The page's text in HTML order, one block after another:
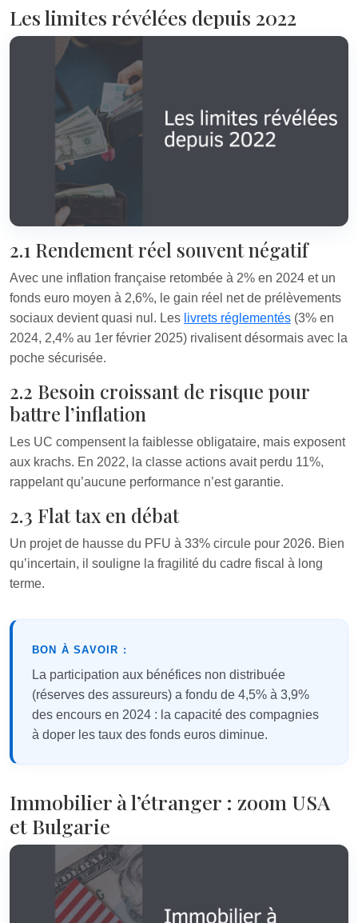
Les limites révélées depuis 2022
2.1 Rendement réel souvent négatif
Avec une inflation française retombée à 2% en 2024 et un
fonds euro moyen à 2,6%, le gain réel net de prélèvements
sociaux devient quasi nul. Les livrets réglementés (3% en
2024, 2,4% au 1er février 2025) rivalisent désormais avec la
poche sécurisée.
2.2 Besoin croissant de risque pour
battre l’inflation
Les UC compensent la faiblesse obligataire, mais exposent
aux krachs. En 2022, la classe actions avait perdu 11%,
rappelant qu’aucune performance n’est garantie.
2.3 Flat tax en débat
Un projet de hausse du PFU à 33% circule pour 2026. Bien
qu’incertain, il souligne la fragilité du cadre fiscal à long
terme.
BON À SAVOIR :
La participation aux bénéfices non distribuée
(réserves des assureurs) a fondu de 4,5% à 3,9%
des encours en 2024 : la capacité des compagnies
à doper les taux des fonds euros diminue.
Immobilier à l’étranger : zoom USA
et Bulgarie